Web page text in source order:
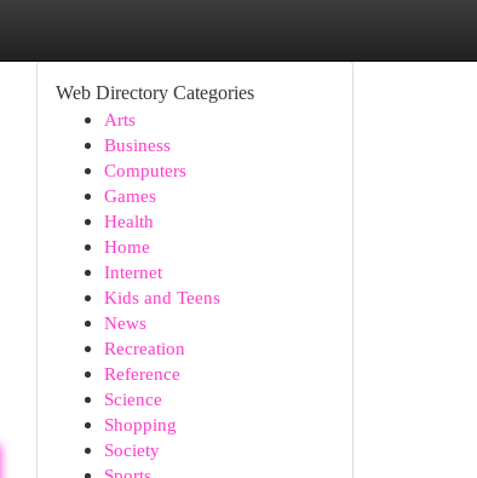
Web Directory Categories
Arts
Business
Computers
Games
Health
Home
Internet
Kids and Teens
News
Recreation
Reference
Science
Shopping
Society